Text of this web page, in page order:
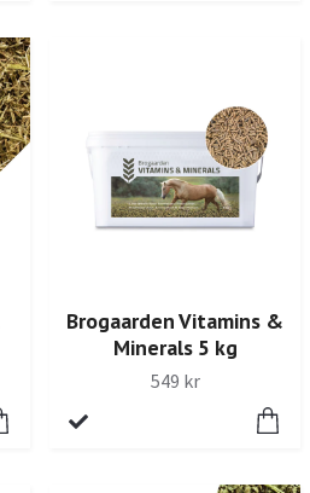
Brogaarden Vitamins &
Minerals 5 kg
549 kr